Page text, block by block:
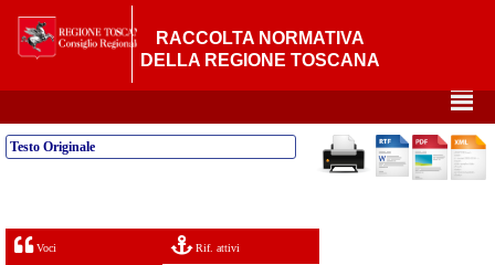
RACCOLTA NORMATIVA
DELLA REGIONE TOSCANA
²
Testo Originale
Voci Rif. attivi